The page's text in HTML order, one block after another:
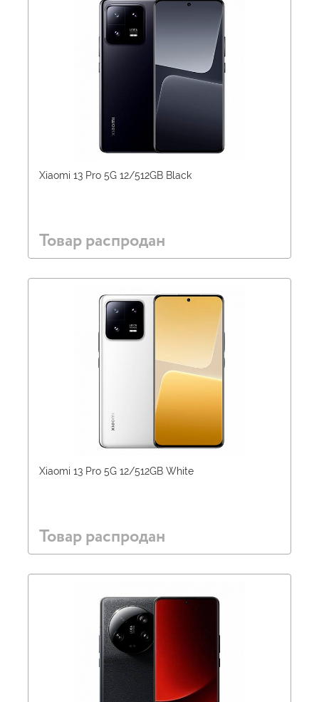
Xiaomi 13 Pro 5G 12/512GB Black
Товар распродан
Xiaomi 13 Pro 5G 12/512GB White
Товар распродан